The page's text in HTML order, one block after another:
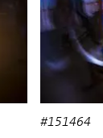
#151464